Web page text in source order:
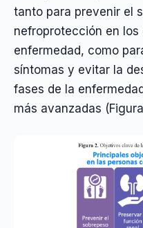
tanto para prevenir el
nefroprotección en
enfermedad, como
síntomas y evitar la
fases de la
más avanzadas